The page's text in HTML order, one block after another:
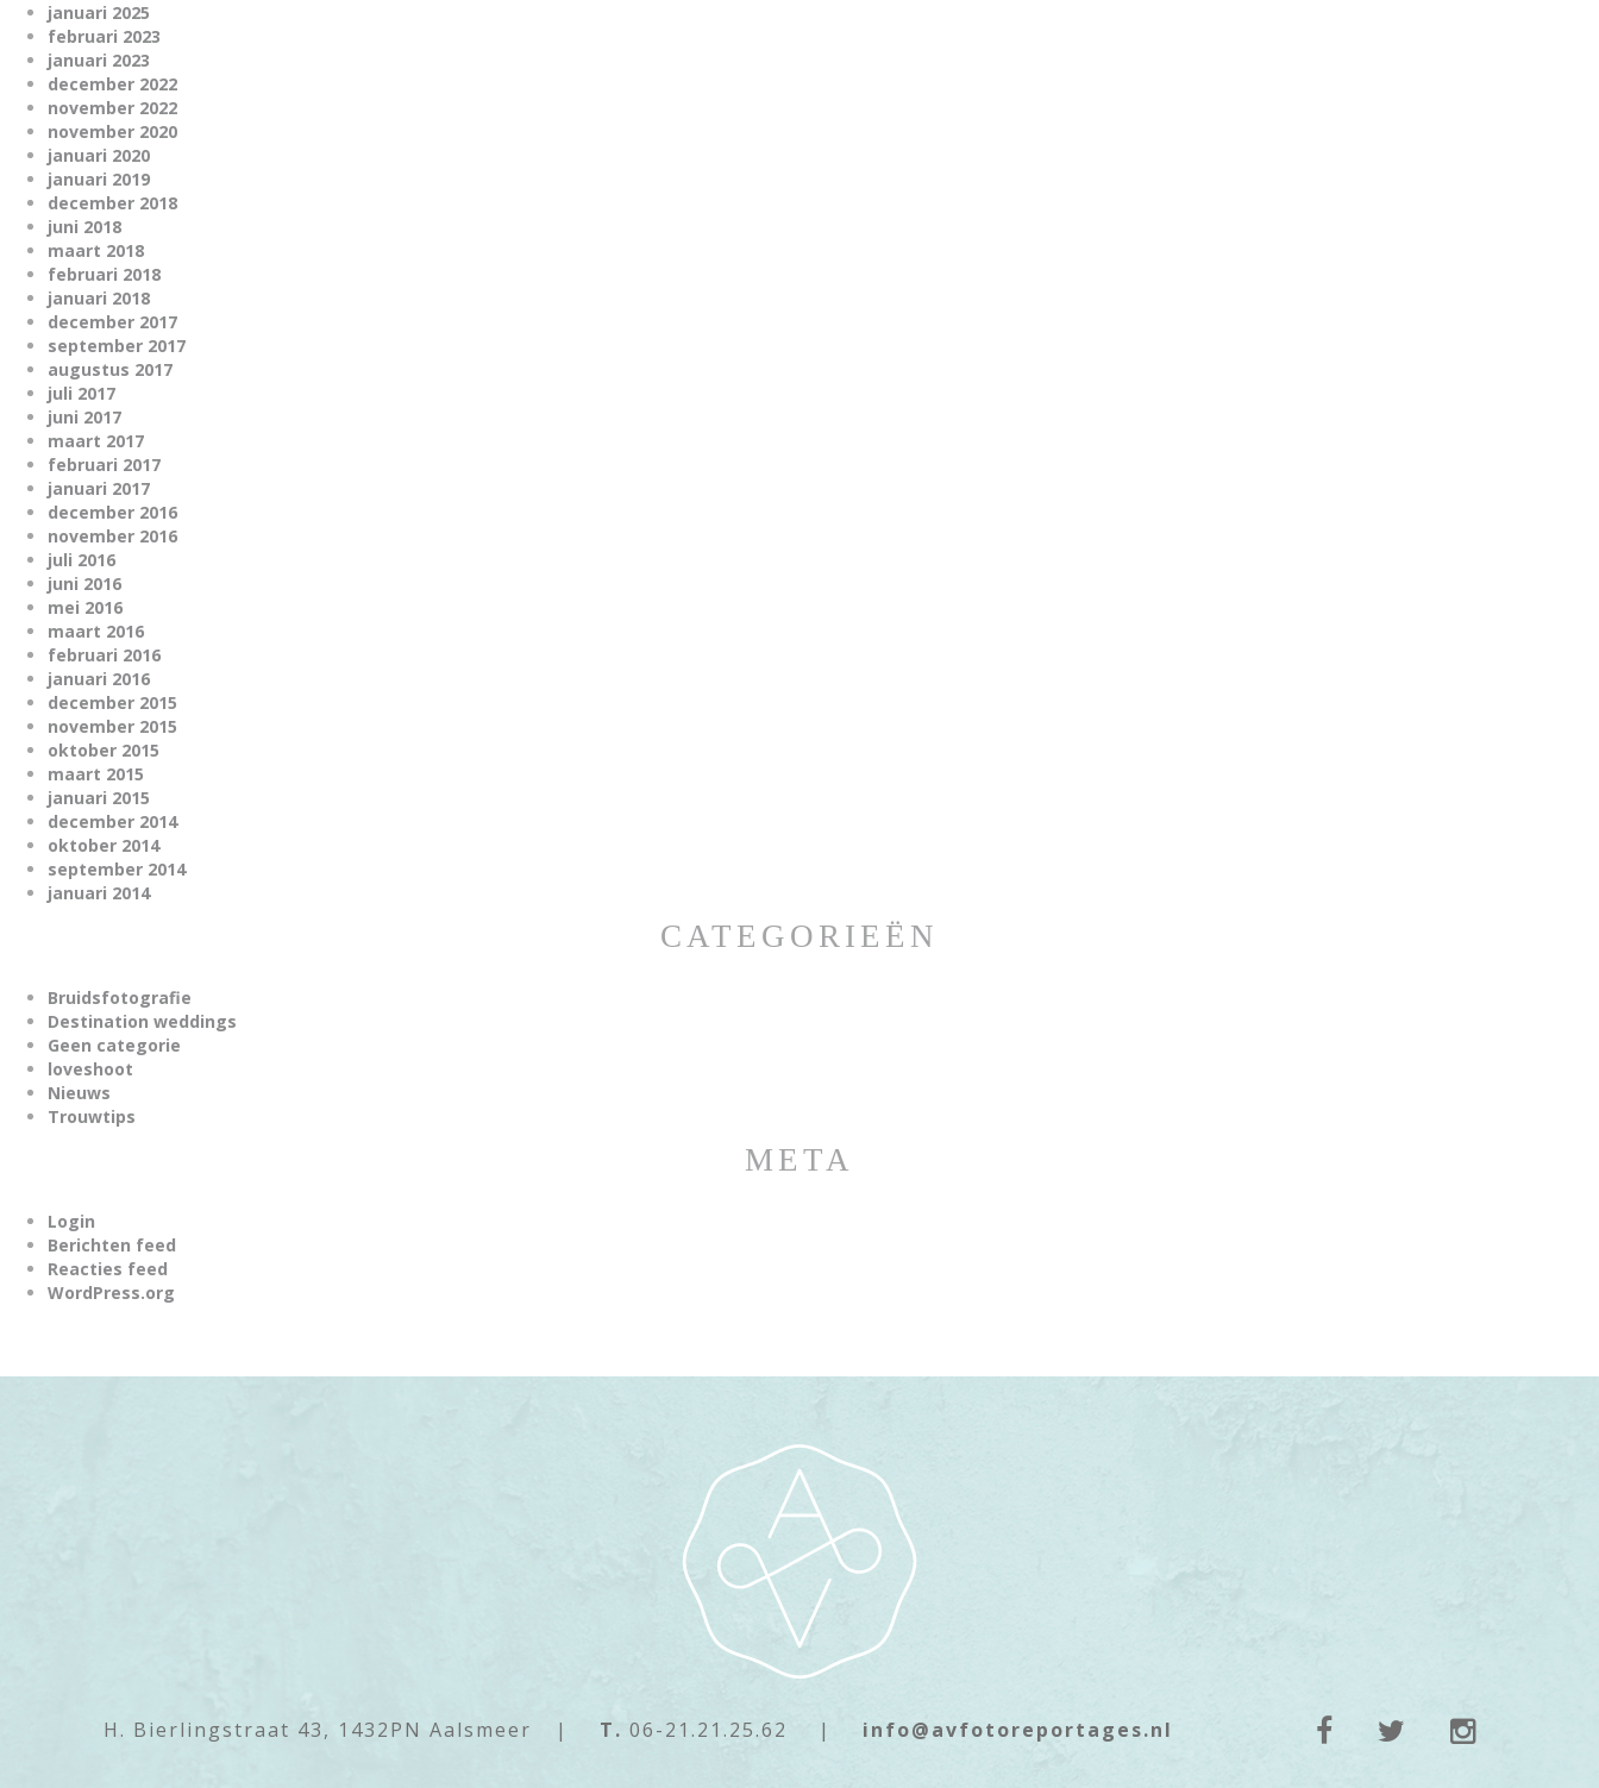
januari 2025
februari 2023
januari 2023
december 2022
november 2022
november 2020
januari 2020
januari 2019
december 2018
juni 2018
maart 2018
februari 2018
januari 2018
december 2017
september 2017
augustus 2017
juli 2017
juni 2017
maart 2017
februari 2017
januari 2017
december 2016
november 2016
juli 2016
juni 2016
mei 2016
maart 2016
februari 2016
januari 2016
december 2015
november 2015
oktober 2015
maart 2015
januari 2015
december 2014
oktober 2014
september 2014
januari 2014
CATEGORIEËN
Bruidsfotografie
Destination weddings
Geen categorie
loveshoot
Nieuws
Trouwtips
META
Login
Berichten feed
Reacties feed
WordPress.org
H. Bierlingstraat 43, 1432PN Aalsmeer | T. 06-21.21.25.62 | info@avfotoreportages.nl